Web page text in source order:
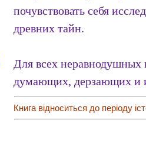
почувствовать себя
древних тайн.
Для всех
думающих, дерзающих и
Книга відноситься до періоду